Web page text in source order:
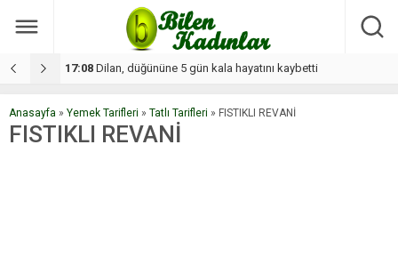
17:08 Dilan, düğününe 5 gün kala hayatını kaybetti
Anasayfa » Yemek Tarifleri » Tatlı Tarifleri » FISTIKLI REVANİ
FISTIKLI REVANİ